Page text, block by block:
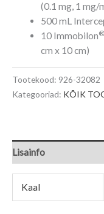
(0.1 mg, 1 mg/
500 mL
10 Immobilon®
cm x 10 cm)
Tootekood: 926-32082
Kategooriad: KÕIK
Lisainfo
Kaal